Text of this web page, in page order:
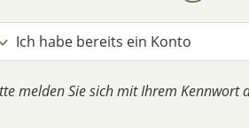
Ich habe bereits ein Konto
melden Sie sich mit Ihrem Kennwort